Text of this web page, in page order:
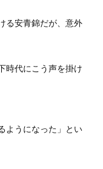
る安青錦だが、意外
時代にこう声を掛け
ようになった」とい